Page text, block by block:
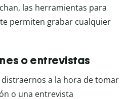
las herramientas para
permiten grabar cualquier
o entrevistas
a la hora de tomar
o una entrevista